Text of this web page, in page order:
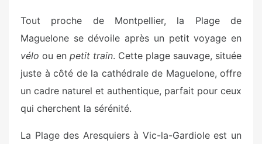
Tout proche de Montpellier, la Plage de
Maguelone se dévoile après un petit voyage en
vélo ou en petit train. Cette plage sauvage, située
juste à côté de la cathédrale de Maguelone, offre
un cadre naturel et authentique, parfait pour ceux
qui cherchent la sérénité.
La Plage des Aresquiers à Vic-la-Gardiole est un